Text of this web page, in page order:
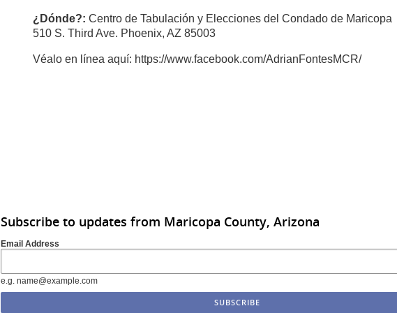
¿Dónde?: Centro de Tabulación y Elecciones del Condado de Maricopa
510 S. Third Ave. Phoenix, AZ 85003
Véalo en línea aquí: https://www.facebook.com/AdrianFontesMCR/
Subscribe to updates from Maricopa County, Arizona
Email Address
e.g. name@example.com